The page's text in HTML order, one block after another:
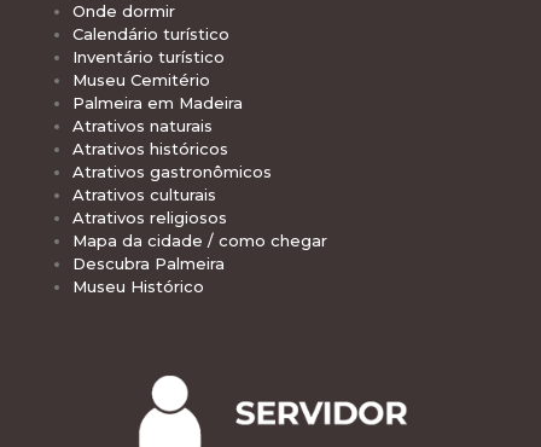
Onde dormir
Calendário turístico
Inventário turístico
Museu Cemitério
Palmeira em Madeira
Atrativos naturais
Atrativos históricos
Atrativos gastronômicos
Atrativos culturais
Atrativos religiosos
Mapa da cidade / como chegar
Descubra Palmeira
Museu Histórico